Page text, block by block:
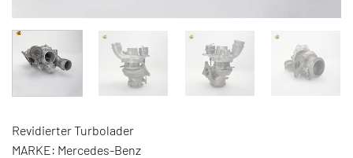
Revidierter Turbolader
MARKE: Mercedes-Benz